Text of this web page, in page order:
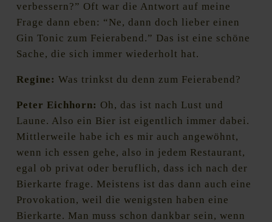
verbessern?” Oft war die Antwort auf meine
Frage dann eben: “Ne, dann doch lieber einen
Gin Tonic zum Feierabend.” Das ist eine schöne
Sache, die sich immer wiederholt hat.
Regine: Was trinkst du denn zum Feierabend?
Peter Eichhorn: Oh, das ist nach Lust und
Laune. Also ein Bier ist eigentlich immer dabei.
Mittlerweile habe ich es mir auch angewöhnt,
wenn ich essen gehe, also in jedem Restaurant,
egal ob privat oder beruflich, dass ich nach der
Bierkarte frage. Meistens ist das dann auch eine
Provokation, weil die wenigsten haben eine
Bierkarte. Man muss schon dankbar sein, wenn